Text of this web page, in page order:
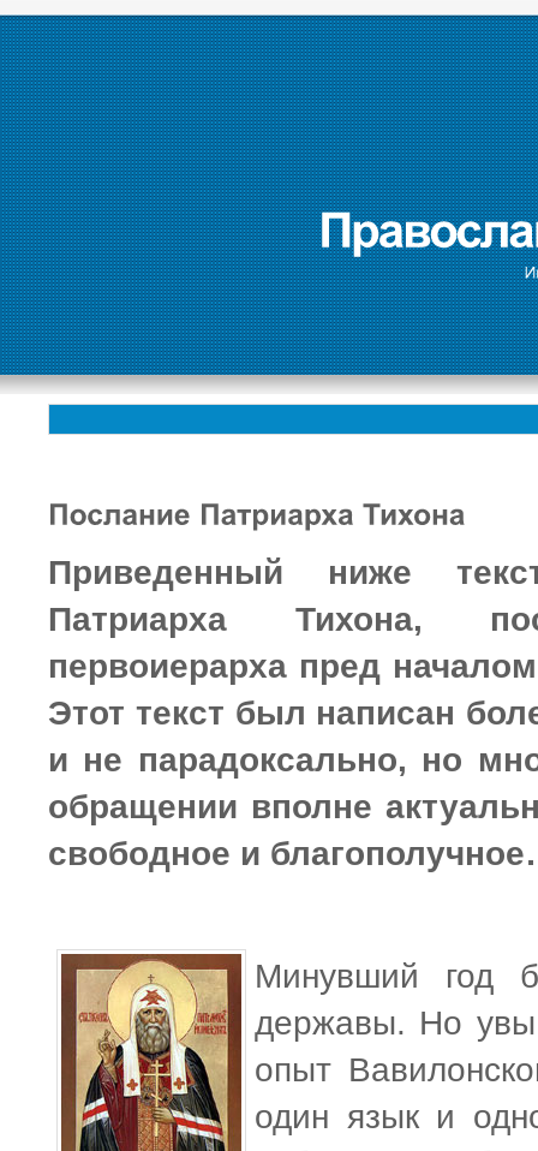
Приведенный ниже
Патриарха Тихона,
первоиерарха пред
Этот текст был написан
и не парадоксально, но
обращении вполне
свободное и
Минувший год
державы. Но
опыт
один язык и